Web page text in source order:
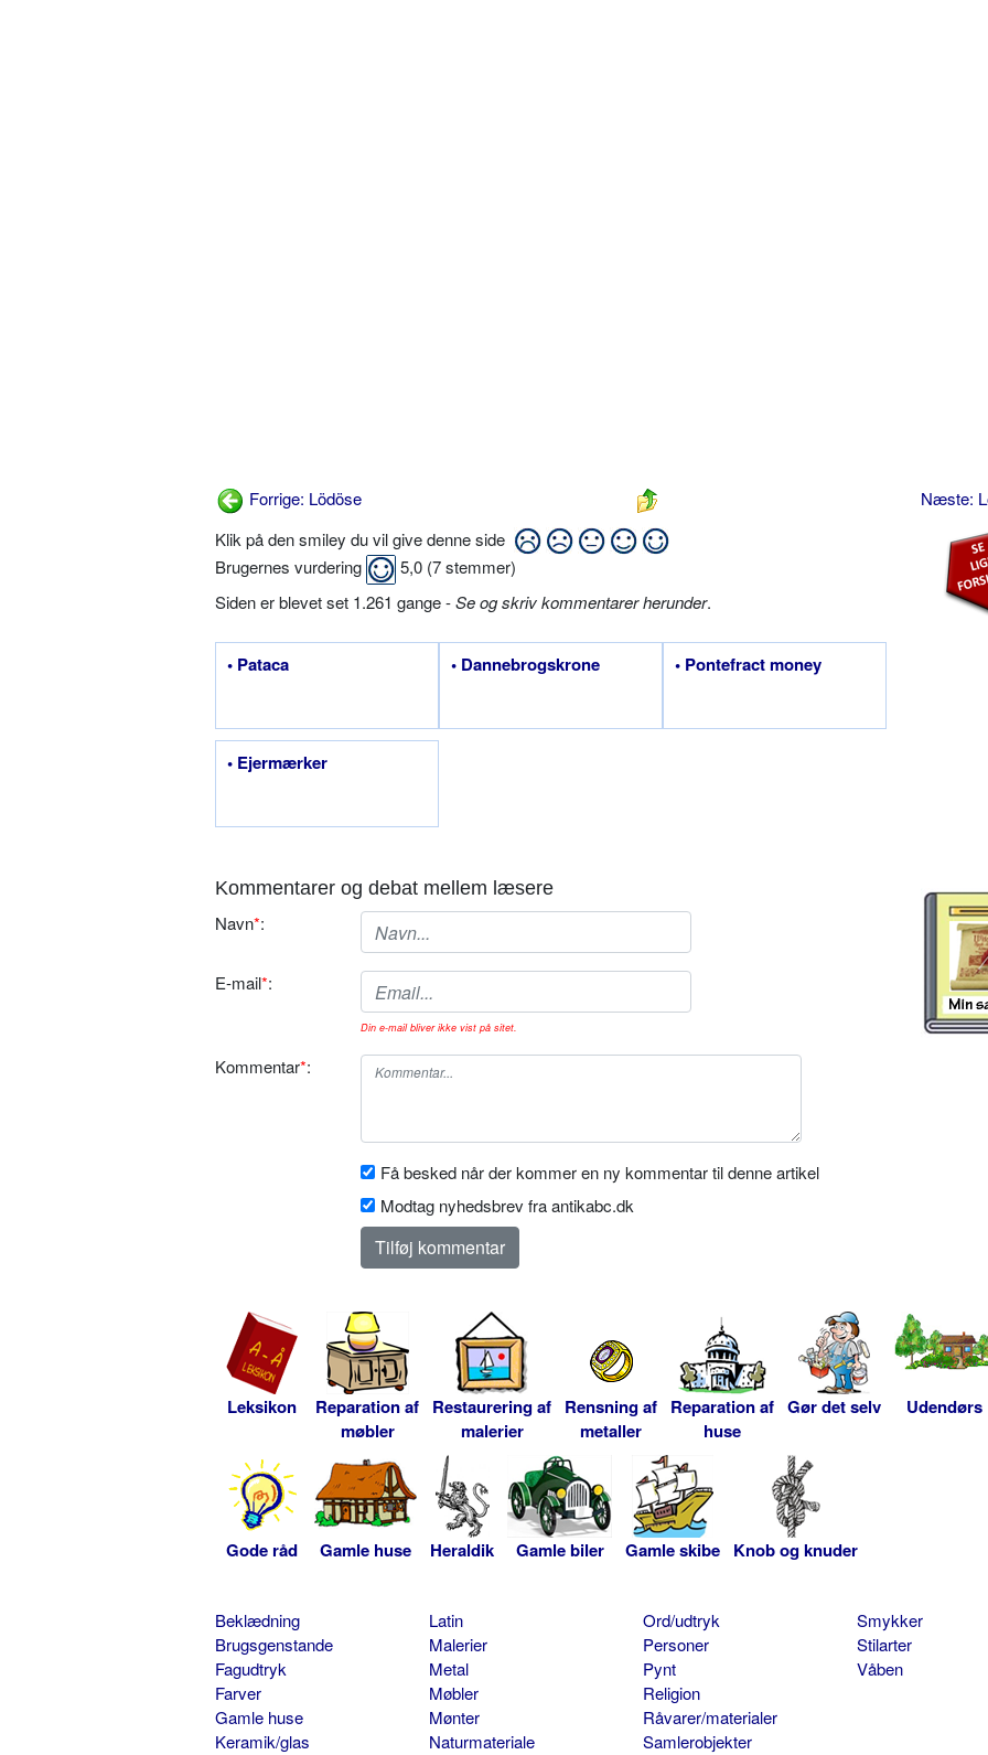
Forrige: Lödöse
Næste:
Klik på den smiley du vil give denne side
Brugernes vurdering
5,0 (7stemmer)
Siden er blevet set 1.261 gange -Se og skriv kommentarer herunder.
• Pataca • Dannebrogskrone • Pontefract money
• Ejermærker
Kommentarer og debat mellem læsere
Navn*:
E-mail*:
Din e-mail bliver ikke vist på sitet.
Kommentar*:
Få besked når der kommer en ny kommentar til denne artikel
Modtag nyhedsbrev fra antikabc.dk
Leksikon
Reparation af
møbler
Restaurering af
malerier
Rensning af
metaller
Reparation af
huse
Gør det selv Udendørs
Gode råd Gamle huse Heraldik Gamle biler Gamle skibe Knob og knuder
Beklædning
Brugsgenstande
Fagudtryk
Farver
Gamle huse
Keramik/glas
Latin
Malerier
Metal
Møbler
Mønter
Naturmateriale
Ord/udtryk
Personer
Pynt
Religion
Råvarer/materialer
Samlerobjekter
Smykker
Stilarter
Våben